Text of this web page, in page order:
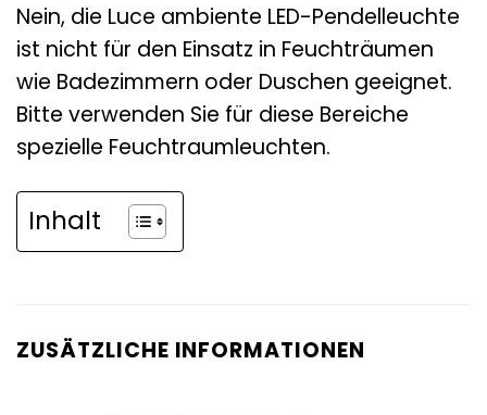
Nein, die Luce ambiente LED-Pendelleuchte
ist nicht für den Einsatz in Feuchträumen
wie Badezimmern oder Duschen geeignet.
Bitte verwenden Sie für diese Bereiche
spezielle Feuchtraumleuchten.
Inhalt
ZUSÄTZLICHE INFORMATIONEN